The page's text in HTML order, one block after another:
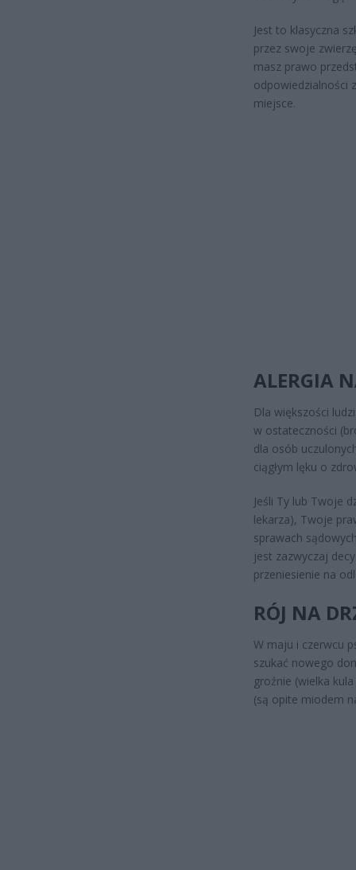
Jest to klasyczna
przez swoje
masz prawo
odpowiedzialności
miejsce.
ALERGIA
Dla większości
w ostateczności
dla osób
ciągłym lęku o
Jeśli Ty lub Twoje
lekarza), Twoje
sprawach
jest zazwyczaj
przeniesienie na
RÓJ NA
W maju i czerwcu
szukać nowego
groźnie (wielka
(są opite miodem